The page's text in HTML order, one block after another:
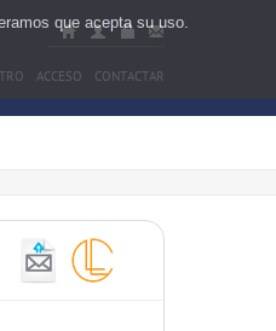
ACCESO CONTACTAR
que acepta su uso.